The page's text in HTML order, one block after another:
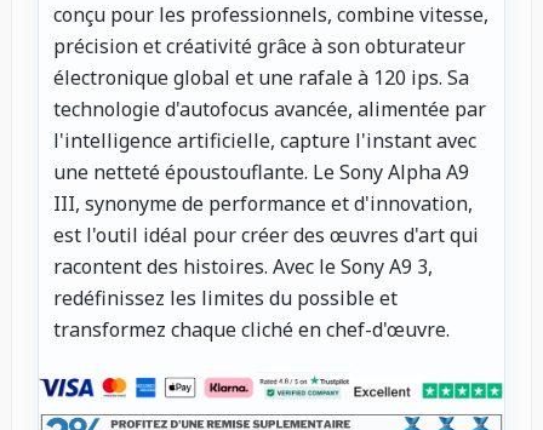
conçu pour les professionnels, combine vitesse,
précision et créativité grâce à son obturateur
électronique global et une rafale à 120 ips. Sa
technologie d'autofocus avancée, alimentée par
l'intelligence artificielle, capture l'instant avec
une netteté époustouflante. Le Sony Alpha A9
III, synonyme de performance et d'innovation,
est l'outil idéal pour créer des œuvres d'art qui
racontent des histoires. Avec le Sony A9 3,
redéfinissez les limites du possible et
transformez chaque cliché en chef-d'œuvre.